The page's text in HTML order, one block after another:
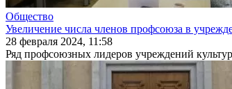
Общество
Увеличение числа членов профсоюза в
28 февраля 2024, 11:58
Ряд профсоюзных лидеров учреждений